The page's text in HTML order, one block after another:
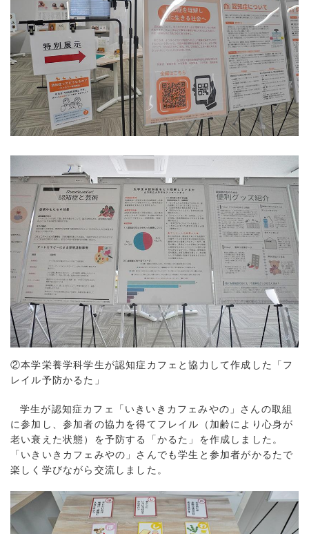
②本学栄養学科学生が認知症カフェと協力して作成した「フ
レイル予防かるた」
学生が認知症カフェ「いきいきカフェみやの」さんの取組
に参加し、参加者の協力を得てフレイル（加齢により心身が
老い衰えた状態）を予防する「かるた」を作成しました。
「いきいきカフェみやの」さんでも学生と参加者がかるたで
楽しく学びながら交流しました。